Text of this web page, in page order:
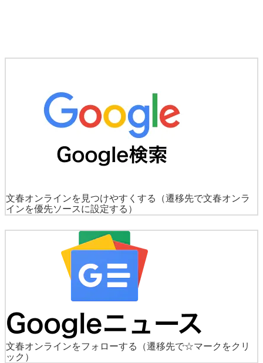
文春オンラインを見つけやすくする
（遷移先で文春オンラ
インを優先ソースに設定する）
文春オンラインをフォローする
（遷移先で☆マークをクリ
ック）